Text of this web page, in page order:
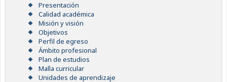
Presentación
Calidad académica
Misión y visión
Objetivos
Perfil de egreso
Ámbito profesional
Plan de estudios
Malla curricular
Unidades de aprendizaje